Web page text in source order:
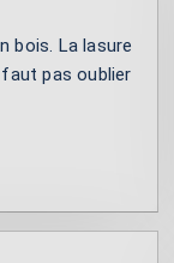
bois. La lasure
pas oublier